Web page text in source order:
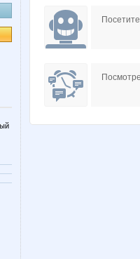
Kathrin
Lim0Ni Lonza